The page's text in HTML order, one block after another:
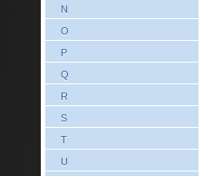
N
O
P
Q
R
S
T
U